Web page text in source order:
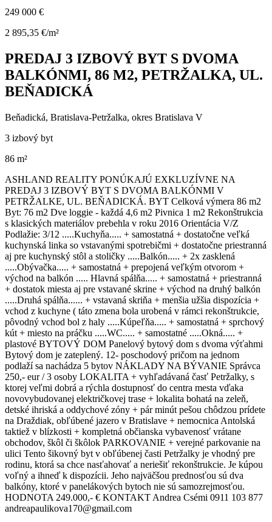
249 000 €
2 895,35 €/m²
PREDAJ 3 IZBOVÝ BYT S DVOMA
BALKÓNMI, 86 M2, PETRŽALKA, UL.
BEŇADICKÁ
Beňadická, Bratislava-Petržalka, okres Bratislava V
3 izbový byt
86 m²
ASHLAND REALITY PONÚKAJÚ EXKLUZÍVNE NA
PREDAJ 3 IZBOVÝ BYT S DVOMA BALKÓNMI V
PETRŽALKE, UL. BEŇADICKÁ. BYT Celková výmera 86 m2
Byt: 76 m2 Dve loggie - každá 4,6 m2 Pivnica 1 m2 Rekonštrukcia
s klasických materiálov prebehla v roku 2016 Orientácia V/Z
Podlažie: 3/12 .....Kuchyňa..... + samostatná + dostatočne veľká
kuchynská linka so vstavanými spotrebičmi + dostatočne priestranná
aj pre kuchynský stôl a stoličky .....Balkón..... + 2x zasklená
.....Obývačka..... + samostatná + prepojená veľkým otvorom +
východ na balkón ..... Hlavná spálňa..... + samostatná + priestranná
+ dostatok miesta aj pre vstavané skrine + východ na druhý balkón
.....Druhá spálňa...... + vstavaná skriňa + menšia užšia dispozícia +
vchod z kuchyne ( táto zmena bola urobená v rámci rekonštrukcie,
pôvodný vchod bol z haly .....Kúpeľňa..... + samostatná + sprchový
kút + miesto na práčku .....WC..... + samostatné .....Okná..... +
plastové BYTOVÝ DOM Panelový bytový dom s dvoma výťahmi
Bytový dom je zateplený. 12- poschodový pričom na jednom
podlaží sa nachádza 5 bytov NÁKLADY NA BÝVANIE Správca
250,- eur / 3 osoby LOKALITA + vyhľadávaná časť Petržalky, s
ktorej veľmi dobrá a rýchla dostupnosť do centra mesta vďaka
novovybudovanej električkovej trase + lokalita bohatá na zeleň,
detské ihriská a oddychové zóny + pár minút pešou chôdzou prídete
na Draždiak, obľúbené jazero v Bratislave + nemocnica Antolská
taktiež v blízkosti + kompletná občianska vybavenosť vrátane
obchodov, škôl či škôlok PARKOVANIE + verejné parkovanie na
ulici Tento šikovný byt v obľúbenej časti Petržalky je vhodný pre
rodinu, ktorá sa chce nasťahovať a neriešiť rekonštrukcie. Je kúpou
voľný a ihneď k dispozícii. Jeho najväčšou prednosťou sú dva
balkóny, ktoré v panelákových bytoch nie sú samozrejmosťou.
HODNOTA 249.000,- € KONTAKT Andrea Csémi 0911 103 877
andreapaulikova170@gmail.com